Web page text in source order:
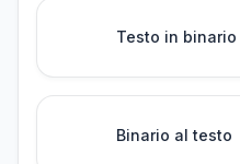
Testo in binario
Binario al testo